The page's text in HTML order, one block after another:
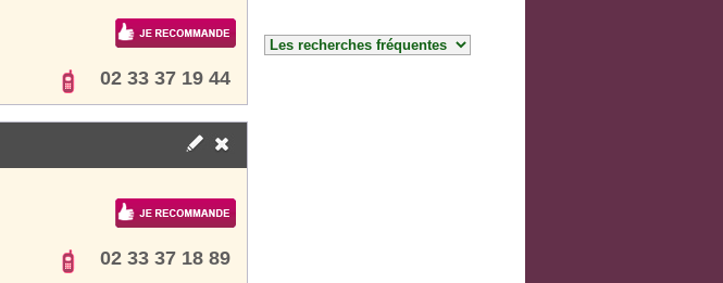
02 33 37 19 44
02 33 37 18 89